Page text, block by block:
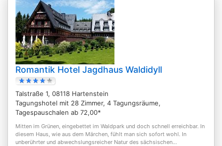
Romantik Hotel Jagdhaus Waldidyll
Talstraße 1, 08118 Hartenstein
Tagungshotel mit 28 Zimmer, 4 Tagungsräume,
Tagespauschalen ab 72,00*
Mitten im Grünen, eingebettet im Waldpark und doch schnell erreichbar. In
diesem Haus, wie aus dem Märchen, fühlt man sich sofort wohl. In
unberührter und abwechslungsreicher Natur des sächsischen...